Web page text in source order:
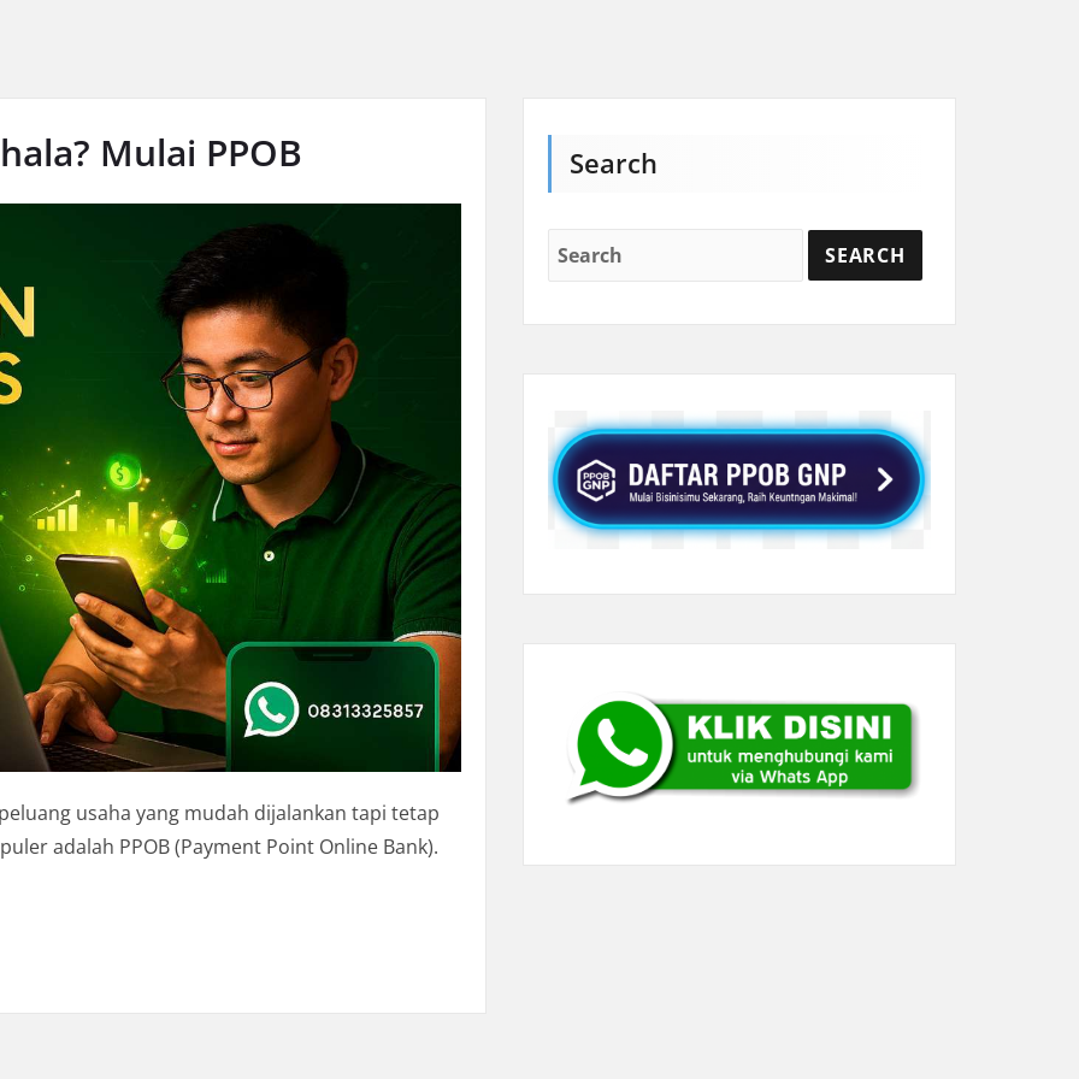
Mulai PPOB
usaha yang mudah dijalankan tapi tetap
adalah PPOB (Payment Point Online Bank).
Search